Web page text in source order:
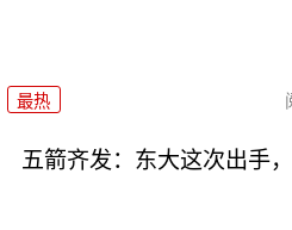
最热
五箭齐发：东大这次出手